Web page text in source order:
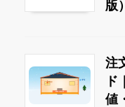
版）
注
ド
値